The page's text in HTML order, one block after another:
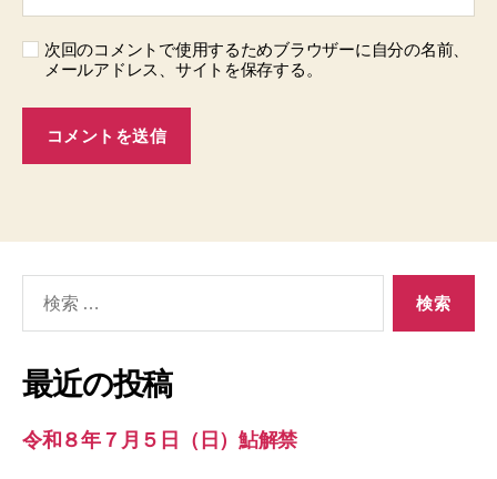
次回のコメントで使用するためブラウザーに自分の名前、
メールアドレス、サイトを保存する。
象:
最近の投稿
令和８年７月５日（日）鮎解禁